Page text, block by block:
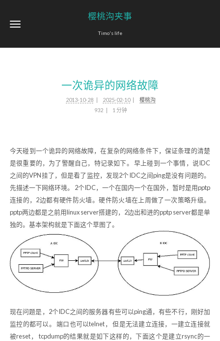
樱桃沟夹事
Timo's life
一次诡异的网络故障
2013-10-28 2025-02-10
樱桃沟
932
1 分钟
今天碰到一个诡异的网络故障，在复杂的网络条件下，保证条理的清楚
是很重要的，为了警醒自己，特记录如下。 早上碰到一个事情，说IDC
之间的VPN挂了，但是看了监控，发现2个IDC之间ping是没有问题的。
先描述一下网络环境。 2个IDC，一个在国内一个在国外，暂时是用pptp
连接的，2边都有硬件防火墙。硬件防火墙在上周做了一次策略升级。
pptp两边都是之前用linux server搭建的，2边出和进的pptp server都是单
独的。基本架构就是下面这个草图了。
现在问题是，2个IDC之间的服务器有些可以ping通，有些不行，刚好加
监控的都可以。 端口也可以telnet， 但是无法建立连接，一建立连接就
被reset， tcpdump的结果就是如下这样的，下面这个是建立rsync的一